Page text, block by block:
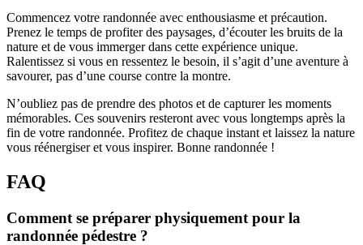
Commencez votre randonnée avec enthousiasme et précaution.
Prenez le temps de profiter des paysages, d’écouter les bruits de la
nature et de vous immerger dans cette expérience unique.
Ralentissez si vous en ressentez le besoin, il s’agit d’une aventure à
savourer, pas d’une course contre la montre.
N’oubliez pas de prendre des photos et de capturer les moments
mémorables. Ces souvenirs resteront avec vous longtemps après la
fin de votre randonnée. Profitez de chaque instant et laissez la nature
vous réénergiser et vous inspirer. Bonne randonnée !
FAQ
Comment se préparer physiquement pour la
randonnée pédestre ?